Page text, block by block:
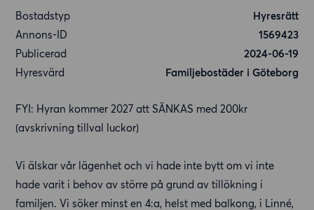
Bostadstyp
Hyresrätt
Annons-ID
1569423
Publicerad
2024-06-19
Hyresvärd
Familjebostäder i Göteborg
FYI: Hyran kommer 2027 att SÄNKAS med 200kr
(avskrivning tillval luckor)
Vi älskar vår lägenhet och vi hade inte bytt om vi inte
hade varit i behov av större på grund av tillökning i
familjen. Vi söker minst en 4:a, helst med balkong, i Linné,